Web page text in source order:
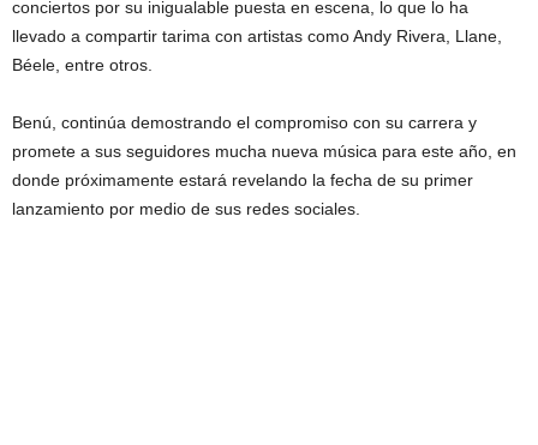
conciertos por su inigualable puesta en escena, lo que lo ha
llevado a compartir tarima con artistas como Andy Rivera, Llane,
Béele, entre otros.
Benú, continúa demostrando el compromiso con su carrera y
promete a sus seguidores mucha nueva música para este año, en
donde próximamente estará revelando la fecha de su primer
lanzamiento por medio de sus redes sociales.